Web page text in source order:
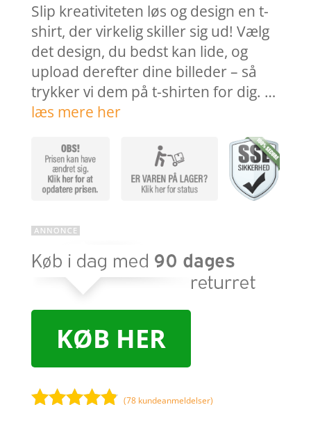
Slip kreativiteten løs og design en t-
shirt, der virkelig skiller sig ud! Vælg
det design, du bedst kan lide, og
upload derefter dine billeder – så
trykker vi dem på t-shirten for dig. …
læs mere her
KØB HER
(78 kundeanmeldelser)